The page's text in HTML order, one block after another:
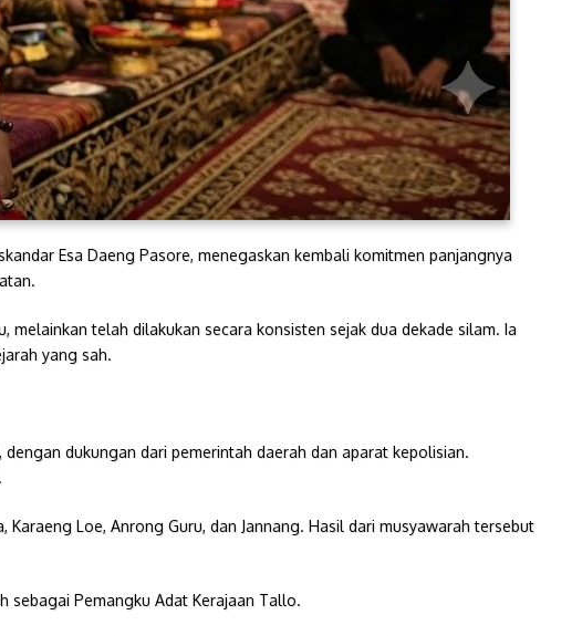
Esa Daeng Pasore, menegaskan kembali komitmen panjangnya
telah dilakukan secara konsisten sejak dua dekade silam. Ia
yang sah.
dukungan dari pemerintah daerah dan aparat kepolisian.
Loe, Anrong Guru, dan Jannang. Hasil dari musyawarah tersebut
sebagai Pemangku Adat Kerajaan Tallo.